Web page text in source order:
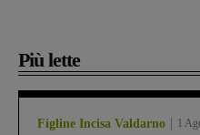
Più lette
Figline Incisa Valdarno 1